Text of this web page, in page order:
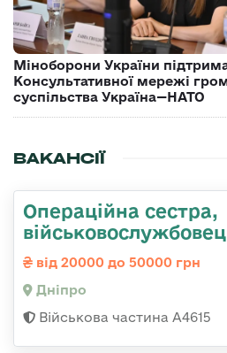
Міноборони України
Консультативної мережі
суспільства Україна—НАТО
ВАКАНСІЇ
Операційна сестра,
від 20000 до 50000 грн
Дніпро
Військова частина А4615